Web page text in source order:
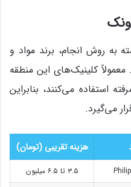
ونک
به روش انجام، برند مواد و
کلینیک‌های این منطقه
استفاده می‌کنند، بنابراین
می‌گیرد.
هزینه تقریبی (تومان)
۳.۵ تا ۶.۵ میلیون